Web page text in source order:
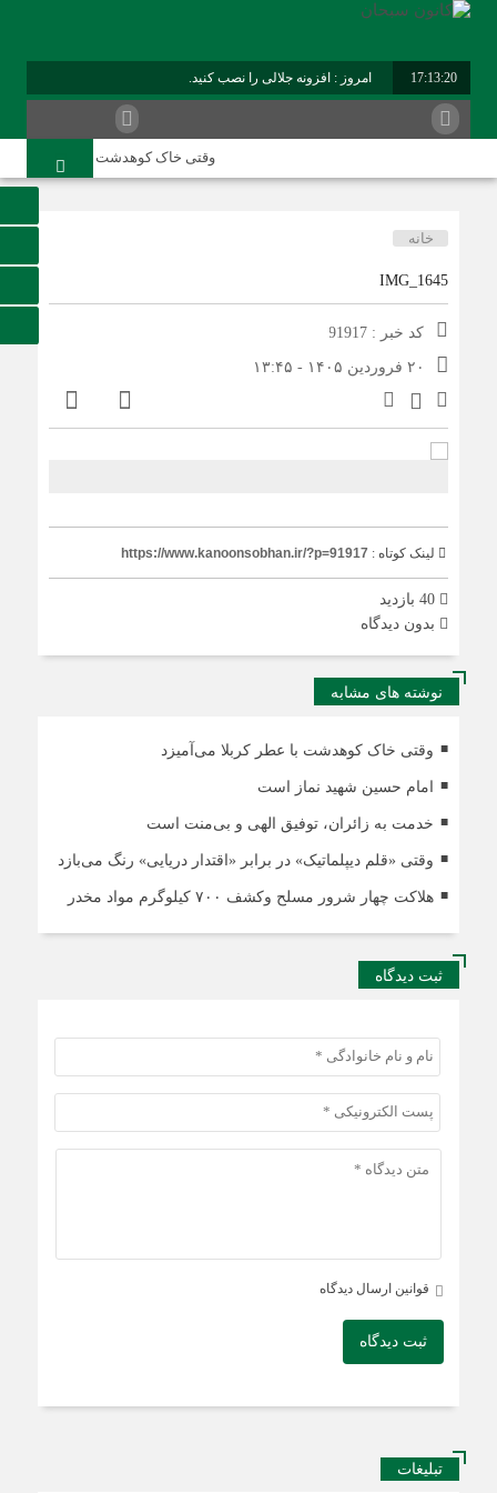
17:13:20 امروز : افزونه جلالی را نصب کنید.
وقتی خاک کوهدشت با عطر کربلا
خانه
IMG_1645
کد خبر : 91917
۲۰ فروردین ۱۴۰۵ - ۱۳:۴۵
لینک کوتاه : https://www.kanoonsobhan.ir/?p=91917
بدون دیدگاه
نوشته های مشابه
وقتی خاک کوهدشت با عطر کربلا می‌آمیزد
امام حسین شهید نماز است
خدمت به زائران، توفیق الهی و بی‌منت است
وقتی «قلم دیپلماتیک» در برابر «اقتدار دریایی» رنگ می‌بازد
هلاکت چهار شرور مسلح وکشف ۷۰۰ کیلوگرم مواد مخدر
ثبت دیدگاه
قوانین ارسال دیدگاه
ثبت دیدگاه
تبلیغات